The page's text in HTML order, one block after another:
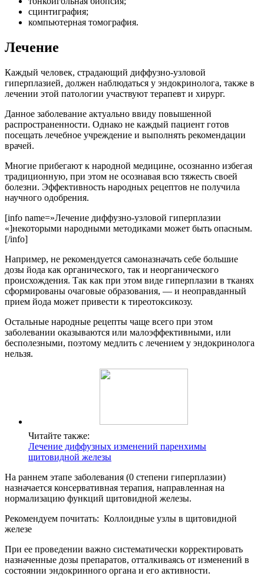
сцинтиграфия;
компьютерная томография.
Лечение
Каждый человек, страдающий диффузно-узловой
гиперплазией, должен наблюдаться у эндокринолога, также в
лечении этой патологии участвуют терапевт и хирург.
Данное заболевание актуально ввиду повышенной
распространенности. Однако не каждый пациент готов
посещать лечебное учреждение и выполнять рекомендации
врачей.
Многие прибегают к народной медицине, осознанно избегая
традиционную, при этом не осознавая всю тяжесть своей
болезни. Эффективность народных рецептов не получила
научного одобрения.
[info name=»Лечение диффузно-узловой гиперплазии
«]некоторыми народными методиками может быть опасным.
[/info]
Например, не рекомендуется самоназначать себе большие
дозы йода как органического, так и неорганического
происхождения. Так как при этом виде гиперплазии в тканях
сформированы очаговые образования, — и неоправданный
прием йода может привести к тиреотоксикозу.
Остальные народные рецепты чаще всего при этом
заболевании оказываются или малоэффективными, или
бесполезными, поэтому медлить с лечением у эндокринолога
нельзя.
Читайте также:
Лечение диффузных изменений паренхимы
щитовидной железы
На раннем этапе заболевания (0 степени гиперплазии)
назначается консервативная терапия, направленная на
нормализацию функций щитовидной железы.
Рекомендуем почитать: Коллоидные узлы в щитовидной
железе
При ее проведении важно систематически корректировать
назначенные дозы препаратов, отталкиваясь от изменений в
состоянии эндокринного органа и его активности.